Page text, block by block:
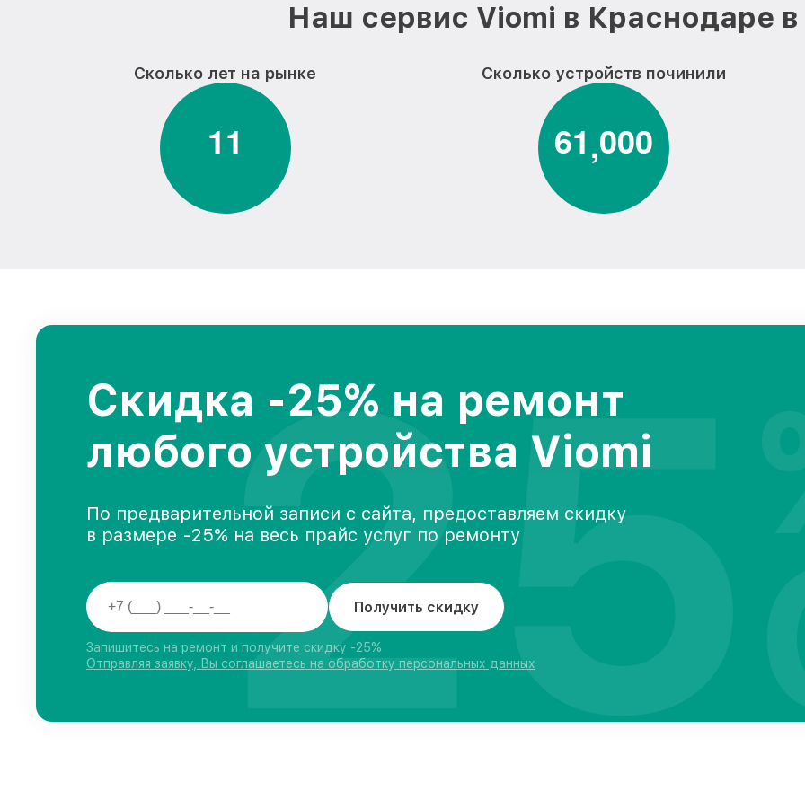
Наш сервис Viomi в Краснодаре
Сколько лет на рынке
11
Сколько устройств починили
61,000
Скидка -25% на ремонт
любого устройства Viomi
По предварительной записи с сайта, предоставляем скидку
в размере -25% на весь прайс услуг по ремонту
Получить скидку
Запишитесь на ремонт и получите скидку -25%
Отправляя заявку, Вы соглашаетесь на обработку персональных данных
25